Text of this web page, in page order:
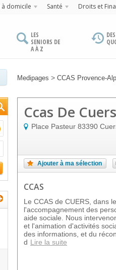
à domicile Santé Droits et
LES
SENIORS DE
A À Z
Medipages > CCAS Provence-
Ccas De Cuers
Place Pasteur 83390
Ajouter à ma sélection
CCAS
Le CCAS de CUERS, dans
l'accompagnement des
aide sociale. Nous
et l'animation d'activités
des informations, et du
d Lire la suite